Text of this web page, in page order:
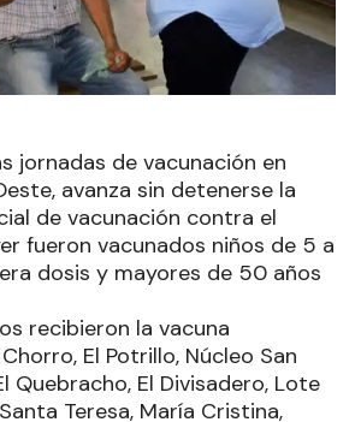
jornadas de vacunación en
avanza sin detenerse la
de vacunación contra el
fueron vacunados niños de 5 a
dosis y mayores de 50 años
recibieron la vacuna
El Potrillo, Núcleo San
Quebracho, El Divisadero, Lote
Teresa, María Cristina,